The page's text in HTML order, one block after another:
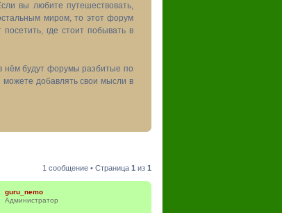
вы любите путешествовать,
миром, то этот форум
где стоит побывать в
нём будут форумы разбитые по
добавлять свои мысли в
1 сообщение • Страница 1 из 1
guru_nemo
Администратор